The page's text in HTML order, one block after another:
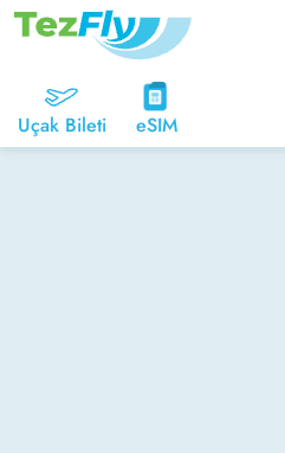
Uçak Bileti eSIM